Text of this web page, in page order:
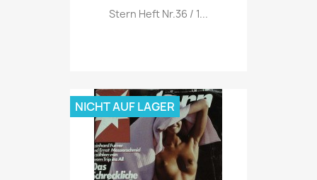
Vorschau
Stern Heft Nr.36 / 1...
NICHT AUF LAGER